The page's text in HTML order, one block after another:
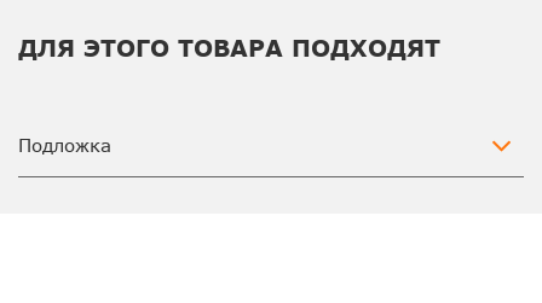
ДЛЯ ЭТОГО ТОВАРА ПОДХОДЯТ
Подложка